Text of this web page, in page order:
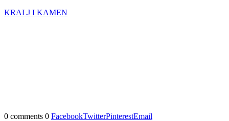
KRALJ I KAMEN
0 comments 0 FacebookTwitterPinterestEmail